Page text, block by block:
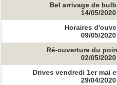
Bel arrivage de
14/05/2020
Horaires
09/05/2020
Ré-ouverture du
02/05/2020
Drives vendredi 1er mai
29/04/2020